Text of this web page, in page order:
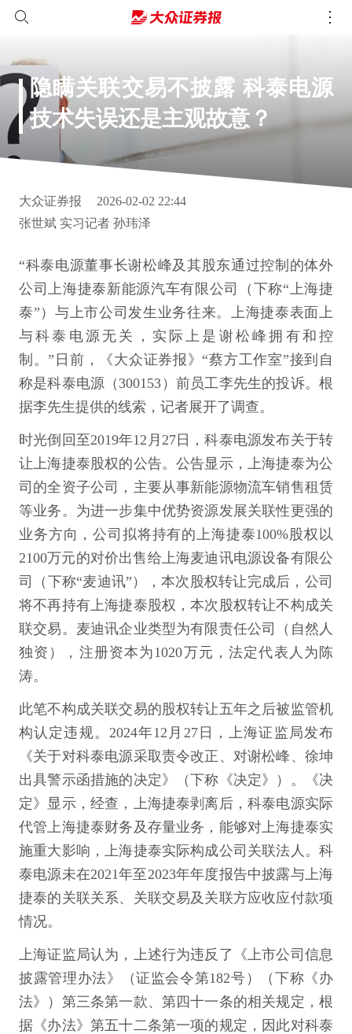
隐瞒关联交易不披露 科泰电源
技术失误还是主观故意？
大众证券报
2026-02-02 22:44
张世斌 实习记者 孙玮泽
“科泰电源董事长谢松峰及其股东通过控制的体外
公司上海捷泰新能源汽车有限公司（下称“上海捷
泰”）与上市公司发生业务往来。上海捷泰表面上
与科泰电源无关，实际上是谢松峰拥有和控
制。”日前，《大众证券报》“蔡方工作室”接到自
称是科泰电源（300153）前员工李先生的投诉。根
据李先生提供的线索，记者展开了调查。
时光倒回至2019年12月27日，科泰电源发布关于转
让上海捷泰股权的公告。公告显示，上海捷泰为公
司的全资子公司，主要从事新能源物流车销售租赁
等业务。为进一步集中优势资源发展关联性更强的
业务方向，公司拟将持有的上海捷泰100%股权以
2100万元的对价出售给上海麦迪讯电源设备有限公
司（下称“麦迪讯”），本次股权转让完成后，公司
将不再持有上海捷泰股权，本次股权转让不构成关
联交易。麦迪讯企业类型为有限责任公司（自然人
独资），注册资本为1020万元，法定代表人为陈
涛。
此笔不构成关联交易的股权转让五年之后被监管机
构认定违规。2024年12月27日，上海证监局发布
《关于对科泰电源采取责令改正、对谢松峰、徐坤
出具警示函措施的决定》（下称《决定》）。《决
定》显示，经查，上海捷泰剥离后，科泰电源实际
代管上海捷泰财务及存量业务，能够对上海捷泰实
施重大影响，上海捷泰实际构成公司关联法人。科
泰电源未在2021年至2023年年度报告中披露与上海
捷泰的关联关系、关联交易及关联方应收应付款项
情况。
上海证监局认为，上述行为违反了《上市公司信息
披露管理办法》（证监会令第182号）（下称《办
法》）第三条第一款、第四十一条的相关规定，根
据《办法》第五十二条第一项的规定，因此对科泰